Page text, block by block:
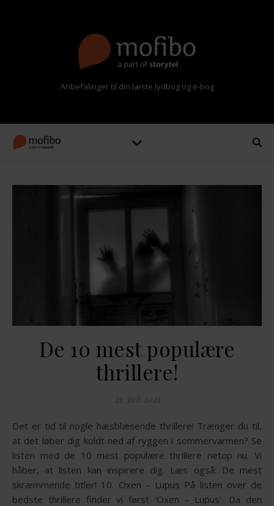
Anbefalinger til din læste lydbog og e-bog
De 10 mest populære
thrillere!
21. juli 2021
Det er tid til nogle hæsblæsende thrillere! Trænger du til,
at det løber dig koldt ned af ryggen i sommervarmen? Se
listen med de 10 mest populære thrillere netop nu. Vi
håber, at listen kan inspirere dig. Læs også: De mest
skræmmende titler! 10. Oxen – Lupus På listen over de
bedste thrillere finder vi først ‘Oxen – Lupus‘. Da den